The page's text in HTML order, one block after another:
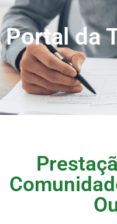
Portal da